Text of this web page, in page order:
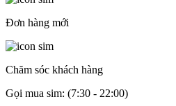
Đơn hàng mới
Chăm sóc khách hàng
Gọi mua sim: (7:30 - 22:00)